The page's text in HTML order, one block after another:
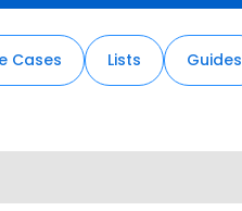
Cases Lists Guides